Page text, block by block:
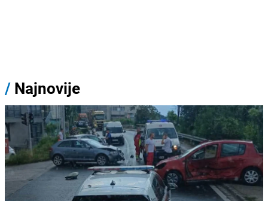
/ Najnovije